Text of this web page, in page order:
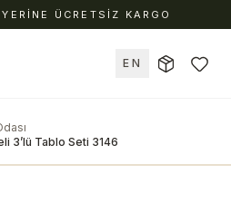
ÜCRETSİZ KARGO
EN
3’lü Tablo Seti 3146